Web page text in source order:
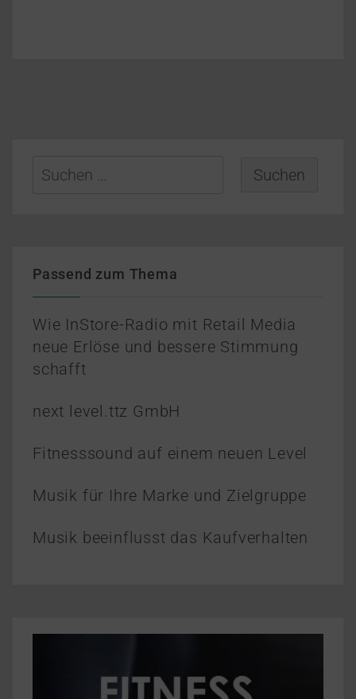
Suchen
Passend zum Thema
Wie InStore-Radio mit Retail Media
neue Erlöse und bessere Stimmung
schafft
next level.ttz GmbH
Fitnesssound auf einem neuen Level
Musik für Ihre Marke und Zielgruppe
Musik beeinflusst das Kaufverhalten